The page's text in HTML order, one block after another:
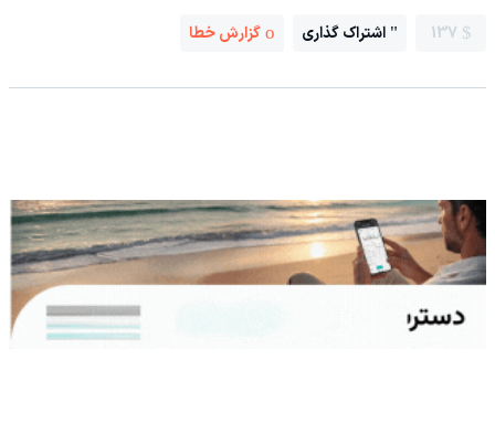
137 اشتراک گذاری گزارش خطا